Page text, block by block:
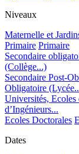
Niveaux
Maternelle et
Primaire Primaire
Secondaire
(Collège...)
Secondaire Post-
Obligatoire
Universités, Ecoles
d’Ingénieurs...
Ecoles Doctorales
Dates